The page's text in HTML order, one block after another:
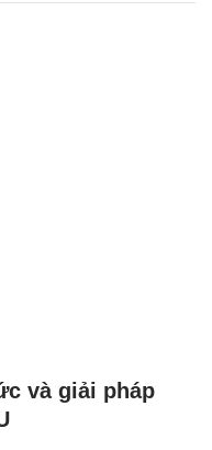
và giải pháp